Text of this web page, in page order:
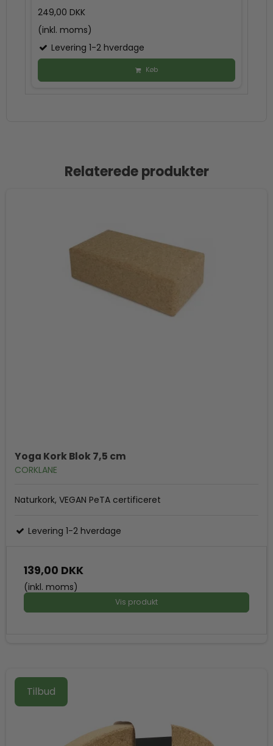
249,00 DKK
(inkl. moms)
Levering 1-2 hverdage
Køb
Relaterede produkter
Yoga Kork Blok 7,5 cm
CORKLANE
Naturkork, VEGAN PeTA certificeret
Levering 1-2 hverdage
139,00 DKK
(inkl. moms)
Vis produkt
Tilbud